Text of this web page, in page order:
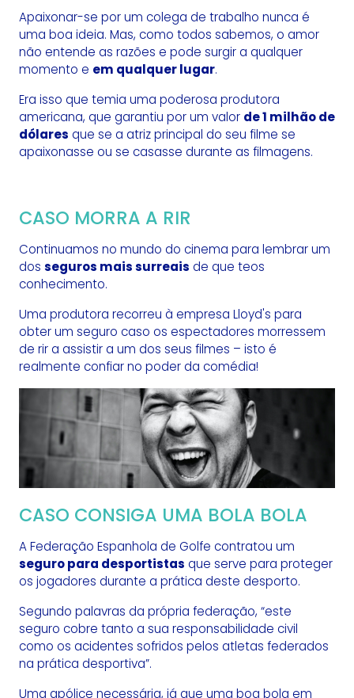
Apaixonar-se por um colega de trabalho nunca é
uma boa ideia. Mas, como todos sabemos, o amor
não entende as razões e pode surgir a qualquer
momento e em qualquer lugar.
Era isso que temia uma poderosa produtora
americana, que garantiu por um valor de 1 milhão de
dólares que se a atriz principal do seu filme se
apaixonasse ou se casasse durante as filmagens.
CASO MORRA A RIR
Continuamos no mundo do cinema para lembrar um
dos seguros mais surreais de que teos
conhecimento.
Uma produtora recorreu à empresa Lloyd's para
obter um seguro caso os espectadores morressem
de rir a assistir a um dos seus filmes – isto é
realmente confiar no poder da comédia!
CASO CONSIGA UMA BOLA BOLA
A Federação Espanhola de Golfe contratou um
seguro para desportistas que serve para proteger
os jogadores durante a prática deste desporto.
Segundo palavras da própria federação, “este
seguro cobre tanto a sua responsabilidade civil
como os acidentes sofridos pelos atletas federados
na prática desportiva”.
Uma apólice necessária, já que uma boa bola em